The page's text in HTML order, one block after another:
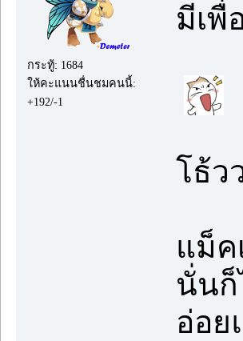
กระทู้: 1684
ให้คะแนนชื่นชมคนนี้:
+192/-1
มีเพื่
โธ้ว
แม็ค
นั่นก็
อ่อย